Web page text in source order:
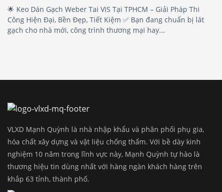
🌟 Keo Dán Gạch Weber Tai VIS Tại TPHCM – Giải Pháp Thi
Công Hiện Đại, Bền Đẹp, Tiết Kiệm ✅ Bạn đang chuẩn bị lát
gạch cho nhà mới, công trình thương mại hay...
VLXD Mạnh Quỳnh là nhà nhập khẩu và phân phối phụ gia,
hóa chất xây dựng và vật liệu chống thấm. Với bề dày kinh
nghiệm 10 năm trong lĩnh vực này, Mạnh Quỳnh tự hào là
thương hiệu tin dùng nhất với hàng ngàn khách hàng trên
khắp 63 tỉnh, thành phố.